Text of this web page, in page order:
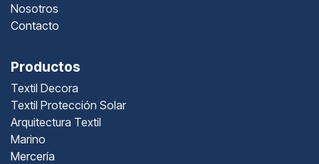
Nosotros
Contacto
Productos
Textil Decora
Textil Protección Solar
Arquitectura Textil
Marino
Mercería